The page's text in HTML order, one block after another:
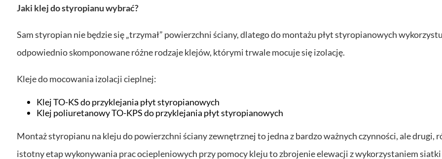
Jaki klej do styropianu wybrać?
Sam styropian nie będzie się „trzymał” powierzchni ściany, dlatego do montażu płyt styropianowych
odpowiednio skomponowane różne rodzaje klejów, którymi trwale mocuje się izolację.
Kleje do mocowania izolacji cieplnej:
Klej TO-KS do przyklejania płyt styropianowych
Klej poliuretanowy TO-KPS do przyklejania płyt styropianowych
Montaż styropianu na kleju do powierzchni ściany zewnętrznej to jedna z bardzo ważnych czynności, ale drugi,
istotny etap wykonywania prac ociepleniowych przy pomocy kleju to zbrojenie elewacji z wykorzystaniem siatki